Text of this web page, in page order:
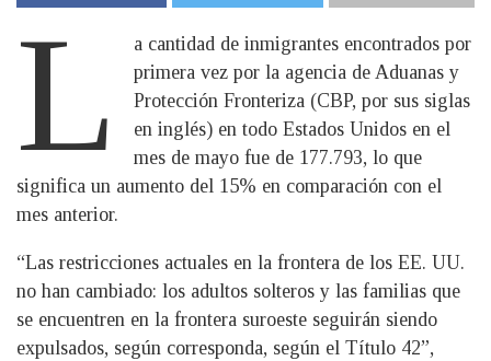
L
a cantidad de inmigrantes encontrados por
primera vez por la agencia de Aduanas y
Protección Fronteriza (CBP, por sus siglas
en inglés) en todo Estados Unidos en el
mes de mayo fue de 177.793, lo que
significa un aumento del 15% en comparación con el
mes anterior.
“Las restricciones actuales en la frontera de los EE. UU.
no han cambiado: los adultos solteros y las familias que
se encuentren en la frontera suroeste seguirán siendo
expulsados, según corresponda, según el Título 42”,